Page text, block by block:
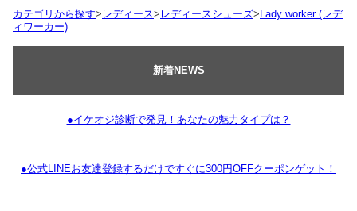
カテゴリから探す> レディース> レディースシューズ> Lady worker (レデ
ィワーカー)
新着NEWS
●イケオジ診断で発見！あなたの魅力タイプは？
●公式LINEお友達登録するだけですぐに300円OFFクーポンゲット！